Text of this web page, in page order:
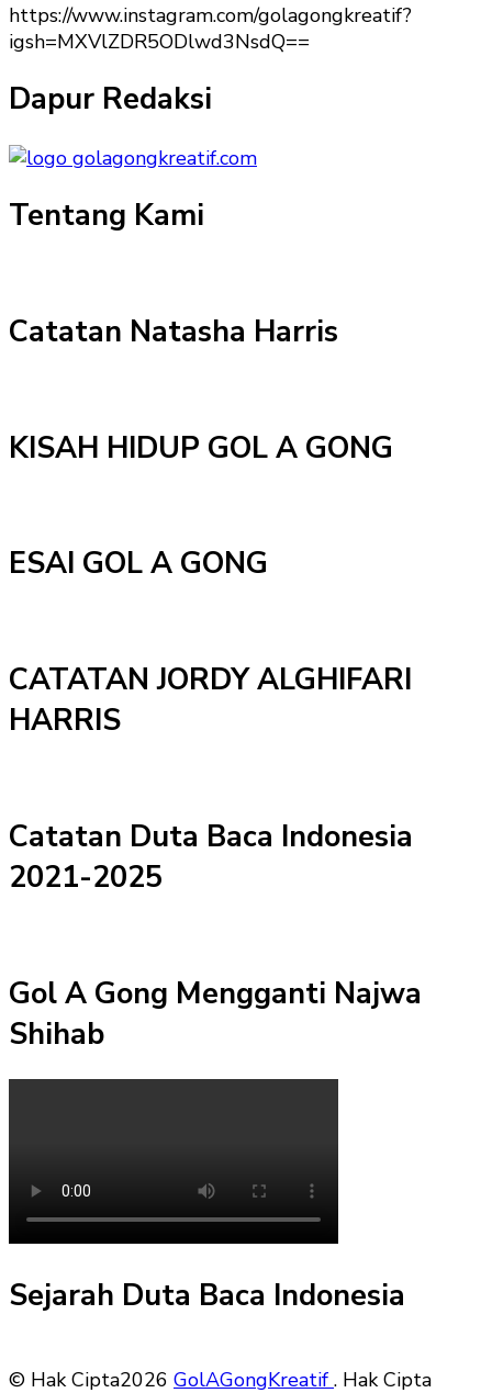
https://www.instagram.com/golagongkreatif?
igsh=MXVlZDR5ODlwd3NsdQ==
Dapur Redaksi
Tentang Kami
Catatan Natasha Harris
KISAH HIDUP GOL A GONG
ESAI GOL A GONG
CATATAN JORDY ALGHIFARI
HARRIS
Catatan Duta Baca Indonesia
2021-2025
Gol A Gong Mengganti Najwa
Shihab
Sejarah Duta Baca Indonesia
© Hak Cipta2026 GolAGongKreatif . Hak Cipta